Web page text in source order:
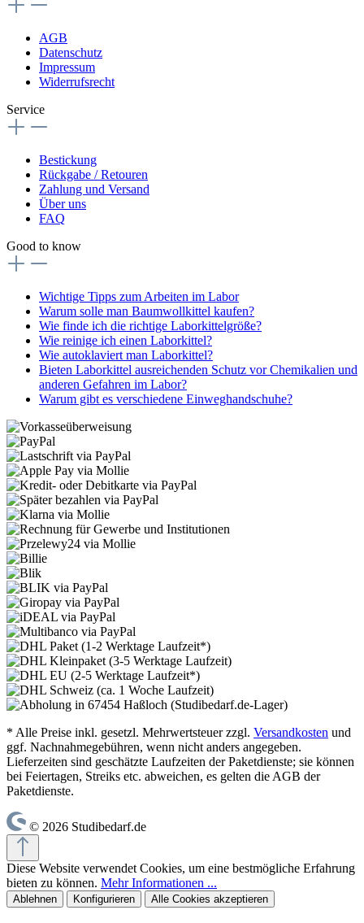
AGB
Datenschutz
Impressum
Widerrufsrecht
Service
Bestickung
Rückgabe / Retouren
Zahlung und Versand
Über uns
FAQ
Good to know
Wichtige Tipps zum Arbeiten im Labor
Warum solle man Baumwollkittel kaufen?
Wie finde ich die richtige Laborkittelgröße?
Wie reinige ich einen Laborkittel?
Wie autoklaviert man Laborkittel?
Bieten Laborkittel ausreichenden Schutz vor Chemikalien und
anderen Gefahren im Labor?
Warum gibt es verschiedene Einweghandschuhe?
* Alle Preise inkl. gesetzl. Mehrwertsteuer zzgl. Versandkosten und
ggf. Nachnahmegebühren, wenn nicht anders angegeben.
Lieferzeiten sind geschätzte Laufzeiten der Paketdienste; sie können
bei Feiertagen, Streiks etc. abweichen, es gelten die AGB der
Paketdienste.
© 2026 Studibedarf.de
Diese Website verwendet Cookies, um eine bestmögliche Erfahrung
bieten zu können. Mehr Informationen ...
Ablehnen Konfigurieren Alle Cookies akzeptieren